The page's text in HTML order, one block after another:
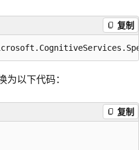
复制
以下代码：
复制